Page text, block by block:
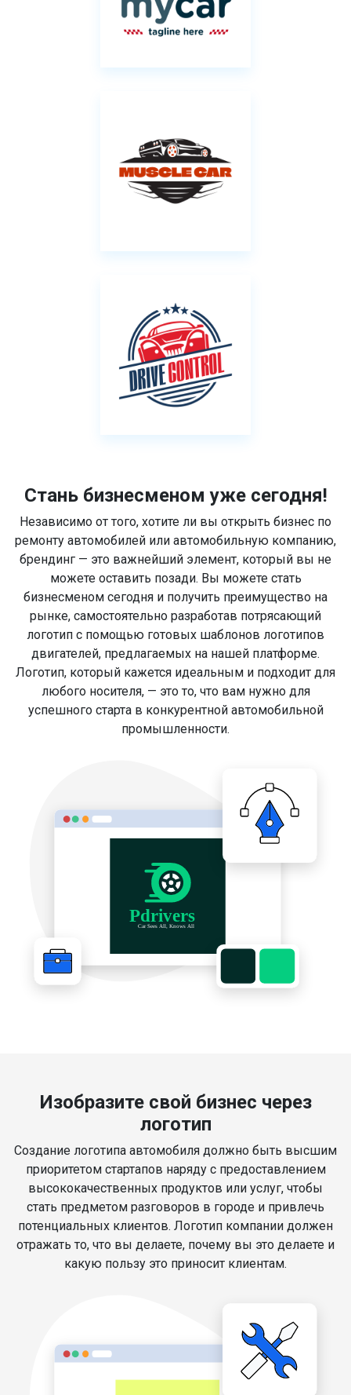
Стань бизнесменом уже сегодня!
Независимо от того, хотите ли вы открыть бизнес по
ремонту автомобилей или автомобильную компанию,
брендинг — это важнейший элемент, который вы не
можете оставить позади. Вы можете стать
бизнесменом сегодня и получить преимущество на
рынке, самостоятельно разработав потрясающий
логотип с помощью готовых шаблонов логотипов
двигателей, предлагаемых на нашей платформе.
Логотип, который кажется идеальным и подходит для
любого носителя, — это то, что вам нужно для
успешного старта в конкурентной автомобильной
промышленности.
Изобразите свой бизнес через
логотип
Создание логотипа автомобиля должно быть высшим
приоритетом стартапов наряду с предоставлением
высококачественных продуктов или услуг, чтобы
стать предметом разговоров в городе и привлечь
потенциальных клиентов. Логотип компании должен
отражать то, что вы делаете, почему вы это делаете и
какую пользу это приносит клиентам.